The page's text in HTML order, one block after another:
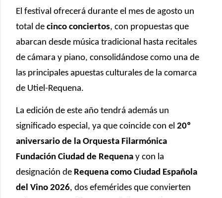
El festival ofrecerá durante el mes de agosto un
total de cinco conciertos, con propuestas que
abarcan desde música tradicional hasta recitales
de cámara y piano, consolidándose como una de
las principales apuestas culturales de la comarca
de Utiel-Requena.
La edición de este año tendrá además un
significado especial, ya que coincide con el 20º
aniversario de la Orquesta Filarmónica
Fundación Ciudad de Requena y con la
designación de Requena como Ciudad Española
del Vino 2026, dos efemérides que convierten